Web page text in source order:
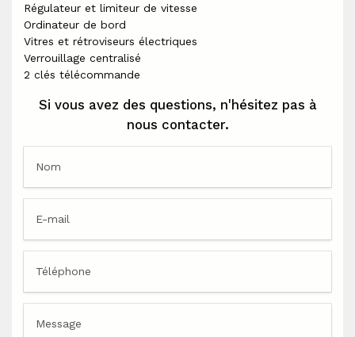
Régulateur et limiteur de vitesse
Ordinateur de bord
Vitres et rétroviseurs électriques
Verrouillage centralisé
2 clés télécommande
Si vous avez des questions, n'hésitez pas à
nous contacter.